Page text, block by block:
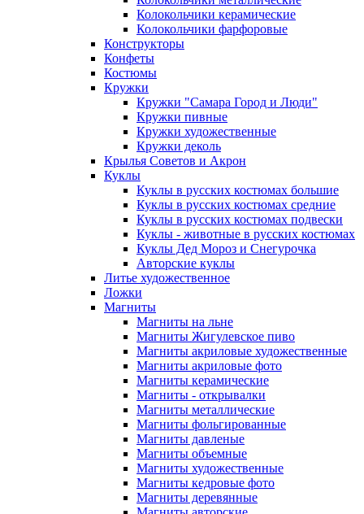
Колокольчики керамические
Колокольчики фарфоровые
Конструкторы
Конфеты
Костюмы
Кружки
Кружки "Самара Город и Люди"
Кружки пивные
Кружки художественные
Кружки деколь
Крылья Советов и Акрон
Куклы
Куклы в русских костюмах большие
Куклы в русских костюмах средние
Куклы в русских костюмах подвески
Куклы - животные в русских костюмах
Куклы Дед Мороз и Снегурочка
Авторские куклы
Литье художественное
Ложки
Магниты
Магниты на льне
Магниты Жигулевское пиво
Магниты акриловые художественные
Магниты акриловые фото
Магниты керамические
Магниты - открывалки
Магниты металлические
Магниты фольгированные
Магниты давленые
Магниты объемные
Магниты художественные
Магниты кедровые фото
Магниты деревянные